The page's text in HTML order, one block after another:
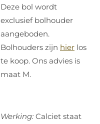
Deze bol wordt
exclusief bolhouder
aangeboden.
Bolhouders zijn hier los
te koop. Ons advies is
maat M.
Werking: Calciet staat